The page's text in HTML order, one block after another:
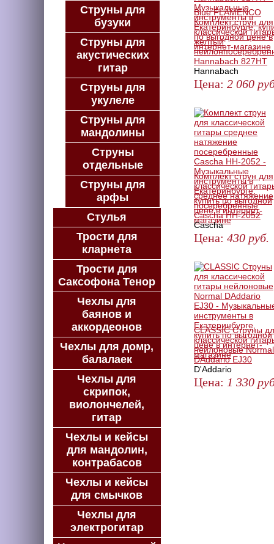
Blue FLAMENCO
Комплект струн для
классической
желтый
Hannabach 827HT
Hannabach
Цена: 2 060
Комплект струн для
классической
среднее натяжение
посеребренные
Cascha HH-2052
Cascha
Цена: 430 руб.
CLASSIC Струны
классической
нейлоновые Normal
DAddario EJ30
D'Addario
Цена: 1 330
Струны для
бузуки
Струны для
акустических
гитар
Струны для
укулеле
Струны для
мандолины
Струны
отдельные
Струны для
арфы
Стулья
Трости для
кларнета
Трости для
Саксофона Тенор
Чехлы для
баянов и
аккордеонов
Чехлы для домр,
балалаек
Чехлы для
скрипок,
виолончелей,
гитар
Чехлы и кейсы
для мандолин,
контрабасов
Чехлы и кейсы
для смычков
Чехлы для
электрогитар